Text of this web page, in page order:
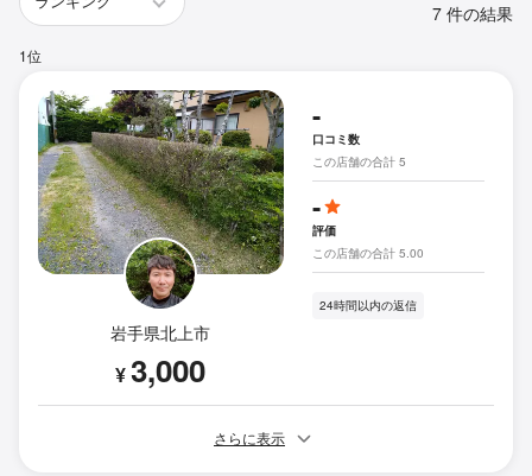
7 件の結果
1位
岩手県北上市
¥3,000
-
口コミ数
この店舗の合計 5
-
評価
この店舗の合計 5.00
24時間以内の返信
さらに表示